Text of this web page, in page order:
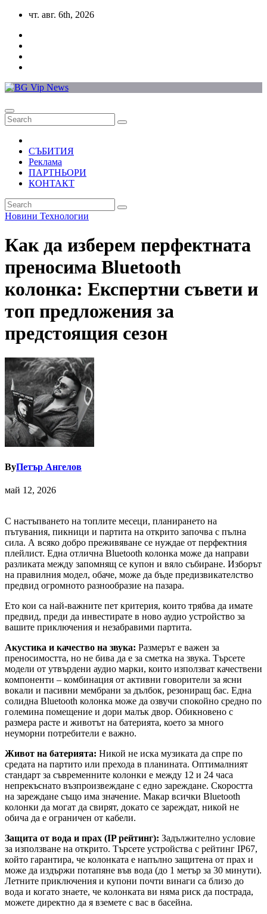
Skip
content
чт. авг. 6th, 2026
СЪБИТИЯ
Реклама
ПАРТНЬОРИ
КОНТАКТ
Новини Технологии
Как да изберем перфектната
преносима Bluetooth
колонка: Експертни съвети и
топ предложения за
предстоящия сезон
ByПетър Ангелов
май 12, 2026
С настъпването на топлите месеци, планирането на
пътувания, пикници и партита на открито започва с пълна
сила. А всяко добро преживяване се нуждае от перфектния
плейлист. Една отлична Bluetooth колонка може да направи
разликата между запомнящ се купон и вяло събиране. Изборът
на правилния модел, обаче, може да бъде предизвикателство
предвид огромното разнообразие на пазара.
Ето кои са най-важните пет критерия, които трябва да имате
предвид, преди да инвестирате в ново аудио устройство за
вашите приключения и незабравими партита.
Акустика и качество на звука: Размерът е важен за
преносимостта, но не бива да е за сметка на звука. Търсете
модели от утвърдени аудио марки, които използват качествени
компоненти – комбинация от активни говорители за ясни
вокали и пасивни мембрани за дълбок, резониращ бас. Една
солидна Bluetooth колонка може да озвучи спокойно средно по
големина помещение и дори малък двор. Обикновено с
размера расте и животът на батерията, което за много
неуморни потребители е важно.
Живот на батерията: Никой не иска музиката да спре по
средата на партито или прехода в планината. Оптималният
стандарт за съвременните колонки е между 12 и 24 часа
непрекъснато възпроизвеждане с едно зареждане. Скоростта
на зареждане също има значение. Макар всички Bluetooth
колонки да могат да свирят, докато се зареждат, никой не
обича да е ограничен от кабели.
Защита от вода и прах (IP рейтинг): Задължително условие
за използване на открито. Търсете устройства с рейтинг IP67,
който гарантира, че колонката е напълно защитена от прах и
може да издържи потапяне във вода (до 1 метър за 30 минути).
Летните приключения и купони почти винаги са близо до
вода и когато знаете, че колонката ви няма риск да пострада,
можете директно да я вземете с вас в басейна.